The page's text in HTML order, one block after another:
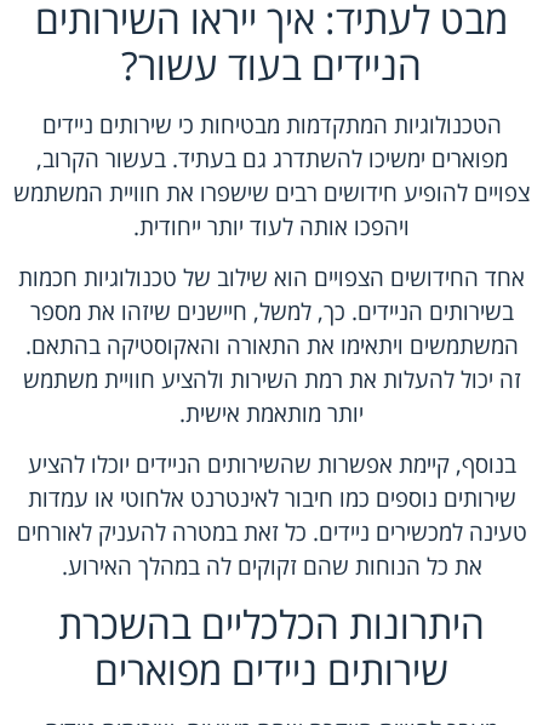
מבט לעתיד: איך ייראו השירותים
הניידים בעוד עשור?
הטכנולוגיות המתקדמות מבטיחות כי שירותים ניידים
מפוארים ימשיכו להשתדרג גם בעתיד. בעשור הקרוב,
צפויים להופיע חידושים רבים שישפרו את חוויית המשתמש
ויהפכו אותה לעוד יותר ייחודית.
אחד החידושים הצפויים הוא שילוב של טכנולוגיות חכמות
בשירותים הניידים. כך, למשל, חיישנים שיזהו את מספר
המשתמשים ויתאימו את התאורה והאקוסטיקה בהתאם.
זה יכול להעלות את רמת השירות ולהציע חוויית משתמש
יותר מותאמת אישית.
בנוסף, קיימת אפשרות שהשירותים הניידים יוכלו להציע
שירותים נוספים כמו חיבור לאינטרנט אלחוטי או עמדות
טעינה למכשירים ניידים. כל זאת במטרה להעניק לאורחים
את כל הנוחות שהם זקוקים לה במהלך האירוע.
היתרונות הכלכליים בהשכרת
שירותים ניידים מפוארים